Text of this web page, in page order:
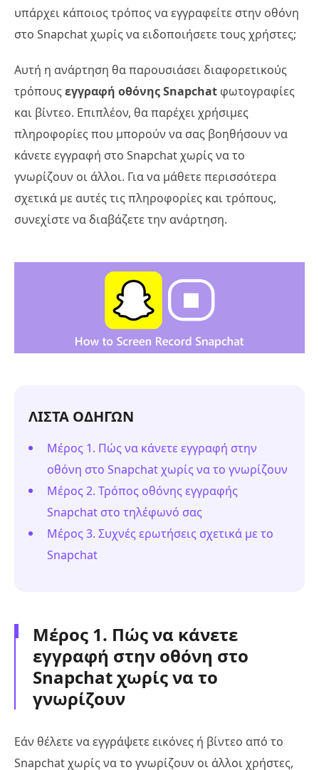
υπάρχει κάποιος τρόπος να εγγραφείτε στην οθόνη
στο Snapchat χωρίς να ειδοποιήσετε τους χρήστες;
Αυτή η ανάρτηση θα παρουσιάσει διαφορετικούς
τρόπουςεγγραφή οθόνης Snapchat φωτογραφίες
και βίντεο. Επιπλέον, θα παρέχει χρήσιμες
πληροφορίες που μπορούν να σας βοηθήσουν να
κάνετε εγγραφή στο Snapchat χωρίς να το
γνωρίζουν οι άλλοι. Για να μάθετε περισσότερα
σχετικά με αυτές τις πληροφορίες και τρόπους,
συνεχίστε να διαβάζετε την ανάρτηση.
ΛΙΣΤΑ ΟΔΗΓΩΝ
Μέρος 1. Πώς να κάνετε εγγραφή στην
οθόνη στο Snapchat χωρίς να το γνωρίζουν
Μέρος 2. Τρόπος οθόνης εγγραφής
Snapchat στο τηλέφωνό σας
Μέρος 3. Συχνές ερωτήσεις σχετικά με το
Snapchat
Μέρος 1. Πώς να κάνετε
εγγραφή στην οθόνη στο
Snapchat χωρίς να το
γνωρίζουν
Εάν θέλετε να εγγράψετε εικόνες ή βίντεο από το
Snapchat χωρίς να το γνωρίζουν οι άλλοι χρήστες,